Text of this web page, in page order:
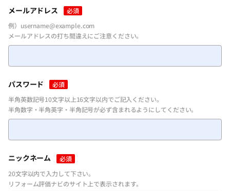
パスワードを忘れた方
メールアドレス
必須
例）username@example.com
メールアドレスの打ち間違えにご注意ください。
パスワード
必須
半角英数記号10文字以上16文字以内でご記入ください。
半角数字・半角英字・半角記号が必ず含まれるようにしてください。
ニックネーム
必須
20文字以内で入力して下さい。
リフォーム評価ナビのサイト上で表示されます。